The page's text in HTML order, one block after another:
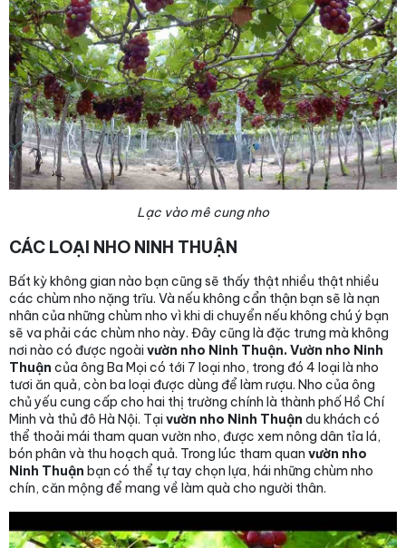
Lạc vào mê cung nho
CÁC LOẠI NHO NINH THUẬN
Bất kỳ không gian nào bạn cũng sẽ thấy thật nhiều thật nhiều
các chùm nho nặng trĩu. Và nếu không cẩn thận bạn sẽ là nạn
nhân của những chùm nho vì khi di chuyển nếu không chú ý bạn
sẽ va phải các chùm nho này. Đây cũng là đặc trưng mà không
nơi nào có được ngoài vườn nho Ninh Thuận. Vườn nho Ninh
Thuận của ông Ba Mọi có tới 7 loại nho, trong đó 4 loại là nho
tươi ăn quả, còn ba loại được dùng để làm rượu. Nho của ông
chủ yếu cung cấp cho hai thị trường chính là thành phố Hồ Chí
Minh và thủ đô Hà Nội. Tại vườn nho Ninh Thuận du khách có
thể thoải mái tham quan vườn nho, được xem nông dân tỉa lá,
bón phân và thu hoạch quả. Trong lúc tham quan vườn nho
Ninh Thuận bạn có thể tự tay chọn lựa, hái những chùm nho
chín, căn mộng để mang về làm quà cho người thân.